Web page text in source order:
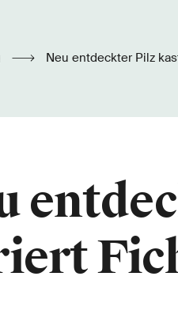
Neu entdeckter Pilz